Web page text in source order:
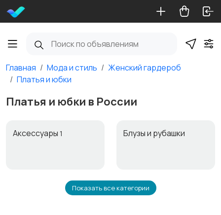
Главная Мода и стиль
Женский гардероб
Платья и юбки
Платья и юбки в России
Аксессуары 1 Блузы и рубашки
Будущим мамам Верхняя одежда
Показать все категории